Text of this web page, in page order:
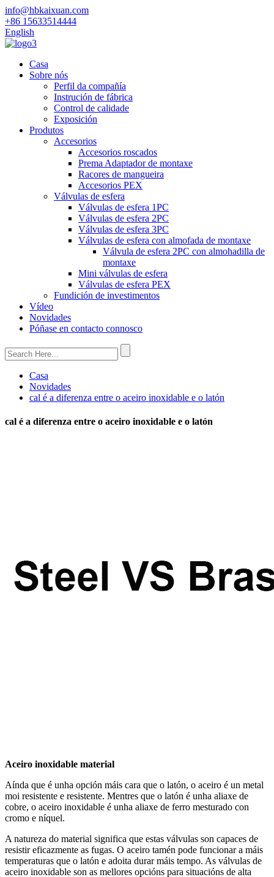
info@hbkaixuan.com
+86 15633514444
English
Casa
Sobre nós
Perfil da compañía
Instrución de fábrica
Control de calidade
Exposición
Produtos
Accesorios
Accesorios roscados
Prema Adaptador de montaxe
Racores de mangueira
Accesorios PEX
Válvulas de esfera
Válvulas de esfera 1PC
Válvulas de esfera 2PC
Válvulas de esfera 3PC
Válvulas de esfera con almofada de montaxe
Válvula de esfera 2PC con almohadilla de
montaxe
Mini válvulas de esfera
Válvulas de esfera PEX
Fundición de investimentos
Vídeo
Novidades
Póñase en contacto connosco
Casa
Novidades
cal é a diferenza entre o aceiro inoxidable e o latón
cal é a diferenza entre o aceiro inoxidable e o latón
Aceiro inoxidable material
Aínda que é unha opción máis cara que o latón, o aceiro é un metal
moi resistente e resistente. Mentres que o latón é unha aliaxe de
cobre, o aceiro inoxidable é unha aliaxe de ferro mesturado con
cromo e níquel.
A natureza do material significa que estas válvulas son capaces de
resistir eficazmente as fugas. O aceiro tamén pode funcionar a máis
temperaturas que o latón e adoita durar máis tempo. As válvulas de
aceiro inoxidable son as mellores opcións para situacións de alta